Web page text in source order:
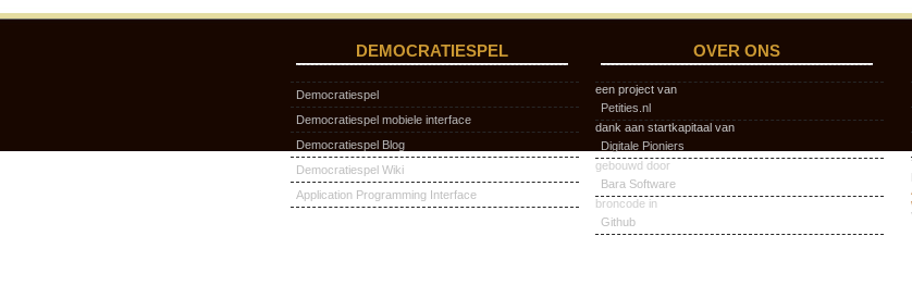
DEMOCRATIESPEL
Democratiespel
Democratiespel mobiele interface
Democratiespel Blog
Democratiespel Wiki
Application Programming Interface
OVER ONS
een project van
Petities.nl
dank aan startkapitaal van
Digitale Pioniers
gebouwd door
Bara Software
broncode in
Github